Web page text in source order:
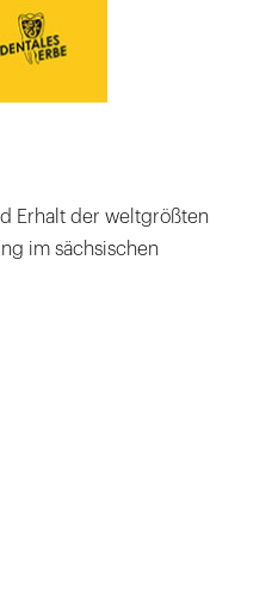
Erhalt der weltgrößten
im sächsischen